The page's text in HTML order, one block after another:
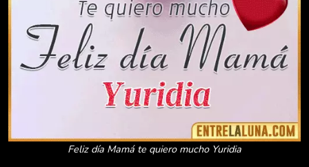
Feliz día Mamá te quiero mucho Yuridia